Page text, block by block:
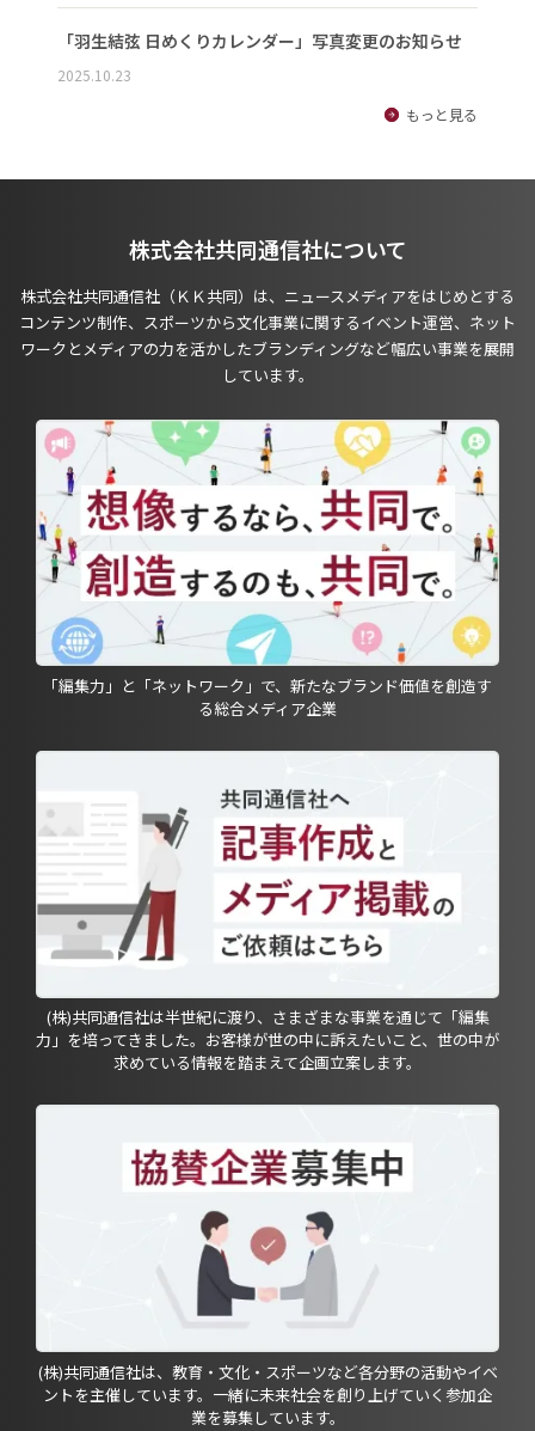
「羽生結弦 日めくりカレンダー」写真変更のお知らせ
2025.10.23
もっと見る
株式会社共同通信社について
株式会社共同通信社（ＫＫ共同）は、ニュースメディアをはじめとする
コンテンツ制作、スポーツから文化事業に関するイベント運営、ネット
ワークとメディアの力を活かしたブランディングなど幅広い事業を展開
しています。
「編集力」と「ネットワーク」で、新たなブランド価値を創造す
る総合メディア企業
(株)共同通信社は半世紀に渡り、さまざまな事業を通じて「編集
力」を培ってきました。お客様が世の中に訴えたいこと、世の中が
求めている情報を踏まえて企画立案します。
(株)共同通信社は、教育・文化・スポーツなど各分野の活動やイベ
ントを主催しています。一緒に未来社会を創り上げていく参加企
業を募集しています。